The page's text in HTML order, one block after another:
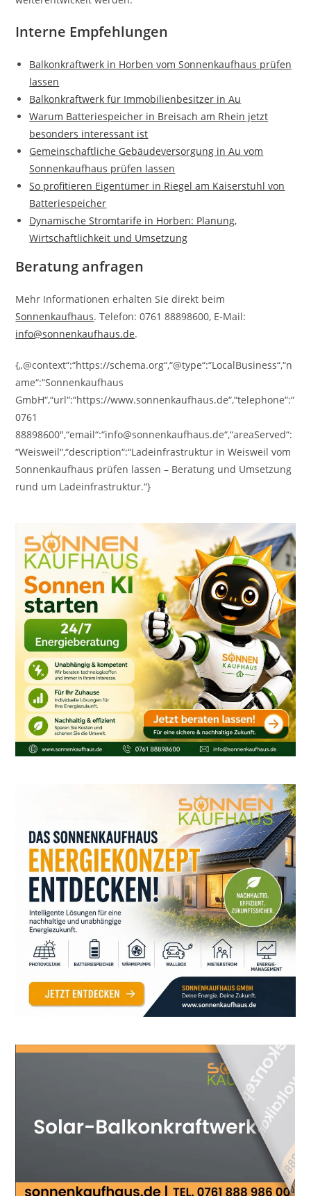
Interne Empfehlungen
Balkonkraftwerk in Horben vom Sonnenkaufhaus prüfen
lassen
Balkonkraftwerk für Immobilienbesitzer in Au
Warum Batteriespeicher in Breisach am Rhein jetzt
besonders interessant ist
Gemeinschaftliche Gebäudeversorgung in Au vom
Sonnenkaufhaus prüfen lassen
So profitieren Eigentümer in Riegel am Kaiserstuhl von
Batteriespeicher
Dynamische Stromtarife in Horben: Planung,
Wirtschaftlichkeit und Umsetzung
Beratung anfragen
Mehr Informationen erhalten Sie direkt beim
Sonnenkaufhaus. Telefon: 0761 88898600, E-Mail:
info@sonnenkaufhaus.de.
{„@context“:“https://schema.org“,“@type“:“LocalBusiness“,“n
ame“:“Sonnenkaufhaus
GmbH“,“url“:“https://www.sonnenkaufhaus.de“,“telephone“:“
0761
88898600″,“email“:“info@sonnenkaufhaus.de“,“areaServed“:
“Weisweil“,“description“:“Ladeinfrastruktur in Weisweil vom
Sonnenkaufhaus prüfen lassen – Beratung und Umsetzung
rund um Ladeinfrastruktur.“}